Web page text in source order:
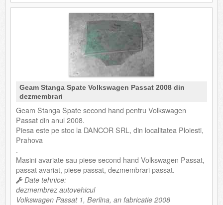
Geam Stanga Spate Volkswagen Passat 2008 din
dezmembrari
Geam Stanga Spate second hand pentru Volkswagen
Passat din anul 2008.
Piesa este pe stoc la DANCOR SRL, din localitatea Ploiesti,
Prahova
.
Masini avariate sau piese second hand Volkswagen Passat,
passat avariat, piese passat, dezmembrari passat.
Date tehnice:
dezmembrez autovehicul
Volkswagen Passat 1, Berlina, an fabricatie 2008